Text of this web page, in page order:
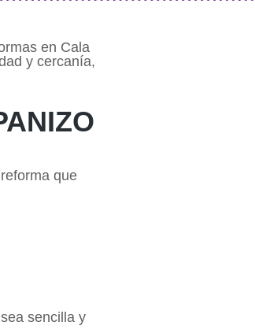
en Cala
y cercanía,
que
sencilla y